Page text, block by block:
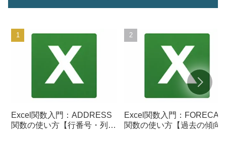
Excel関数入門：ADDRESS
関数の使い方【行番号・列番
Excel関数入門：
関数の使い方【過去の傾向